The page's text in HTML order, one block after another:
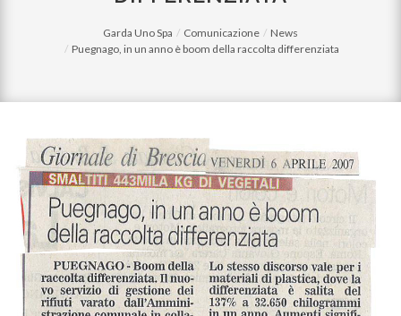
Garda Uno Spa Comunicazione
News
Puegnago, in un anno è boom della raccolta differenziata